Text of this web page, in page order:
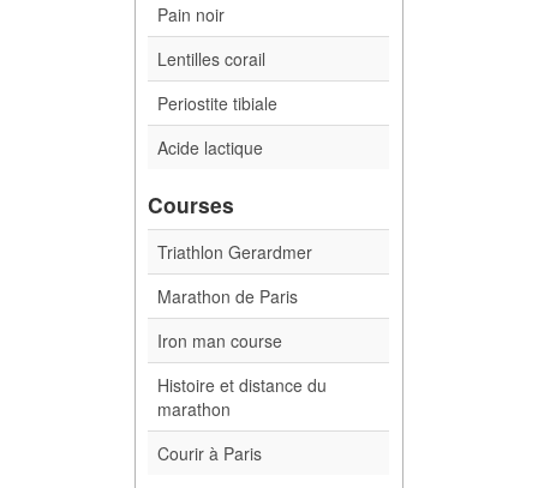
Pain noir
Lentilles corail
Periostite tibiale
Acide lactique
Courses
Triathlon Gerardmer
Marathon de Paris
Iron man course
Histoire et distance du
marathon
Courir à Paris